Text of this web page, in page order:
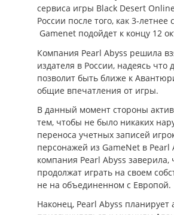
сервиса игры Black Desert
России после того, как 3-летнее
Gamenet подойдет к концу 12
Компания Pearl Abyss решила
издателя в России, надеясь
позволит быть ближе к
общие впечатления от игры.
В данный момент стороны
тем, чтобы не было никаких
переноса учетных записей
персонажей из GameNet в Pearl
компания Pearl Abyss
продолжат играть на своем
не на объединенном с Европой.
Наконец, Pearl Abyss планирует